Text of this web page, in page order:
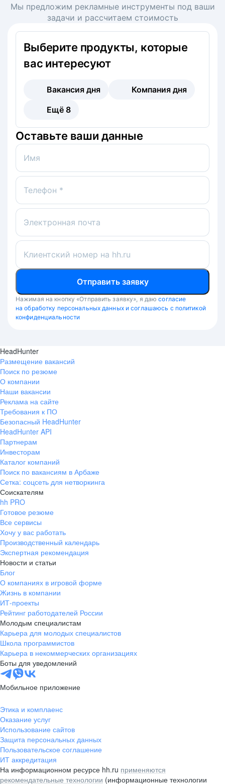
Мы предложим рекламные инструменты под ваши
задачи и рассчитаем стоимость
Выберите продукты, которые
вас интересуют
Вакансия дня
Компания дня
Ещё 8
Оставьте ваши данные
Имя
Телефон *
Электронная почта
Клиентский номер на hh.ru
Отправить заявку
Нажимая на кнопку «Отправить заявку», я даю согласие
на обработку персональных данных и соглашаюсь с политикой
конфиденциальности
HeadHunter
Размещение вакансий
Поиск по резюме
О компании
Наши вакансии
Реклама на сайте
Требования к ПО
Безопасный HeadHunter
HeadHunter API
Партнерам
Инвесторам
Каталог компаний
Поиск по вакансиям в Арбаже
Сетка: соцсеть для нетворкинга
Соискателям
hh PRO
Готовое резюме
Все сервисы
Хочу у вас работать
Производственный календарь
Экспертная рекомендация
Новости и статьи
Блог
О компаниях в игровой форме
Жизнь в компании
ИТ-проекты
Рейтинг работодателей России
Молодым специалистам
Карьера для молодых специалистов
Школа программистов
Карьера в некоммерческих организациях
Боты для уведомлений
Мобильное приложение
Этика и комплаенс
Оказание услуг
Использование сайтов
Защита персональных данных
Пользовательское соглашение
ИТ аккредитация
На информационном ресурсе hh.ru применяются
рекомендательные технологии (информационные технологии